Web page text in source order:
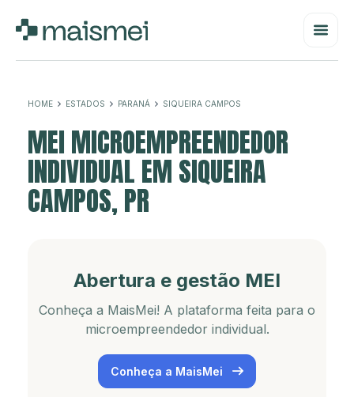
HOME ESTADOS PARANÁ SIQUEIRA CAMPOS
MEI MICROEMPREENDEDOR
INDIVIDUAL EM SIQUEIRA
CAMPOS, PR
Abertura e gestão MEI
Conheça a MaisMei! A plataforma feita para o
microempreendedor individual.
Conheça a MaisMei